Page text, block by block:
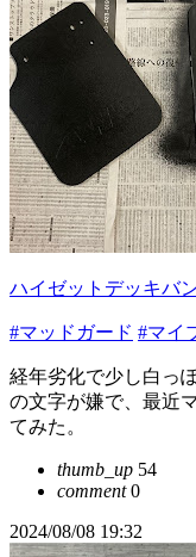
ハイゼットデッキバ
#マッドガード #マイ
経年劣化で少し白っ
の文字が嫌で、最近
てみた。
thumb_up 54
comment0
2024/08/08 19:32